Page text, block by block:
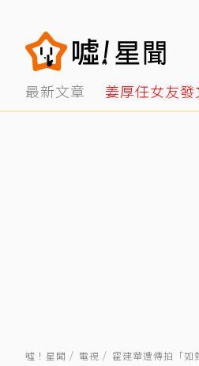
最新文章 姜厚任女友發
噓！星聞 電視 霍建華遭傳拍「